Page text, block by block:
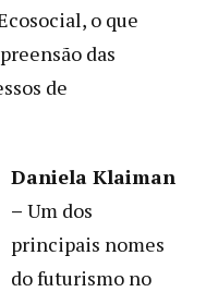
o que
das
de
Daniela Klaiman
– Um dos
principais nomes
do futurismo no